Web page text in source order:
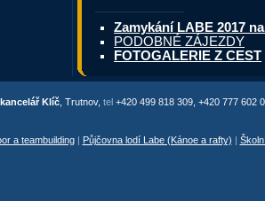
Zamykání LABE 2017
PODOBNÉ ZÁJEZDY
FOTOGALERIE Z CEST
Klíč, Trutnov, tel +420 499 818 309, +420 777 602
a teambuilding| Půjčovna lodí Labe (Kánoe a rafty)